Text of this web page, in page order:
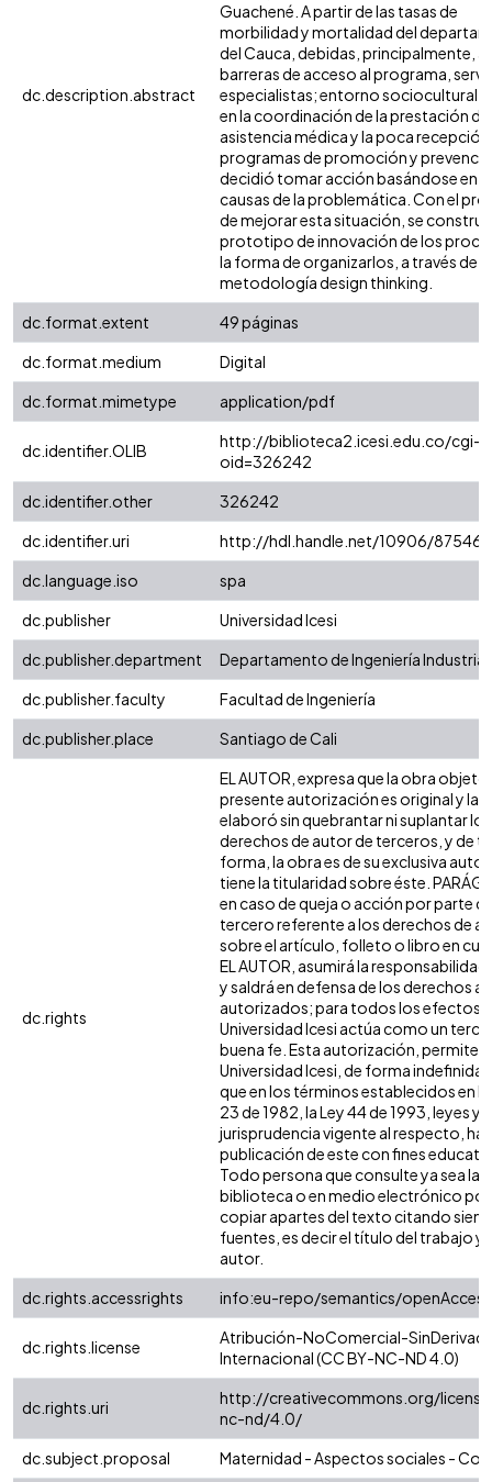
dc.description.abstract
Guachené. A partir de las tasas de
morbilidad y mortalidad del
del Cauca, debidas, principalmente, a
barreras de acceso al programa,
especialistas; entorno sociocultural;
en la coordinación de la prestación de
asistencia médica y la poca recepción
programas de promoción y
decidió tomar acción basándose en
causas de la problemática. Con el
de mejorar esta situación, se
prototipo de innovación de los
la forma de organizarlos, a través de la
metodología design thinking.
dc.format.extent
49 páginas
dc.format.medium
Digital
dc.format.mimetype
application/pdf
dc.identifier.OLIB
http://biblioteca2.icesi.edu.co/cgi-
oid=326242
dc.identifier.other
326242
dc.identifier.uri
http://hdl.handle.net/10906/87546
dc.language.iso
spa
dc.publisher
Universidad Icesi
dc.publisher.department
Departamento de Ingeniería Industrial
dc.publisher.faculty
Facultad de Ingeniería
dc.publisher.place
Santiago de Cali
dc.rights
EL AUTOR, expresa que la obra objeto
presente autorización es original y la
elaboró sin quebrantar ni suplantar los
derechos de autor de terceros, y de
forma, la obra es de su exclusiva
tiene la titularidad sobre éste.
en caso de queja o acción por parte
tercero referente a los derechos de
sobre el artículo, folleto o libro en
EL AUTOR, asumirá la
y saldrá en defensa de los derechos
autorizados; para todos los efectos,
Universidad Icesi actúa como un
buena fe. Esta autorización, permite a
Universidad Icesi, de forma indefinida,
que en los términos establecidos en la
23 de 1982, la Ley 44 de 1993, leyes y
jurisprudencia vigente al respecto,
publicación de este con fines
Todo persona que consulte ya sea la
biblioteca o en medio electrónico
copiar apartes del texto citando
fuentes, es decir el título del trabajo y
autor.
dc.rights.accessrights
info:eu-repo/semantics/openAccess
dc.rights.license
Atribución-NoComercial-
Internacional (CC BY-NC-ND 4.0)
dc.rights.uri
http://creativecommons.org/
nc-nd/4.0/
dc.subject.proposal
Maternidad - Aspectos sociales -